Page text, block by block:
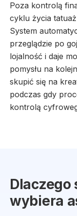
Poza kontrolą
cyklu życia
System
przeglądzie po
lojalność i daje
pomysłu na
skupić się na
podczas gdy
kontrolą
wybiera